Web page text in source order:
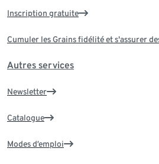
Inscription gratuite
Cumuler les Grains fidélité et s'assurer
Autres services
Newsletter
Catalogue
Modes d’emploi